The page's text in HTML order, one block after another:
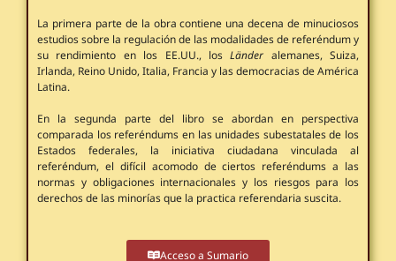
La primera parte de la obra contiene una decena de minuciosos
estudios sobre la regulación de las modalidades de referéndum y
su rendimiento en los EE.UU., losLänder alemanes, Suiza,
Irlanda, Reino Unido, Italia, Francia y las democracias de América
Latina.
En la segunda parte del libro se abordan en perspectiva
comparada los referéndums en las unidades subestatales de los
Estados federales, la iniciativa ciudadana vinculada al
referéndum, el difícil acomodo de ciertos referéndums a las
normas y obligaciones internacionales y los riesgos para los
derechos de las minorías que la practica referendaria suscita.
Acceso a Sumario